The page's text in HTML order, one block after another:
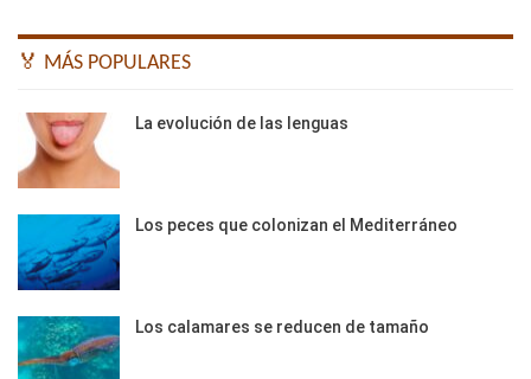
🏅 MÁS POPULARES
La evolución de las lenguas
Los peces que colonizan el Mediterráneo
Los calamares se reducen de tamaño